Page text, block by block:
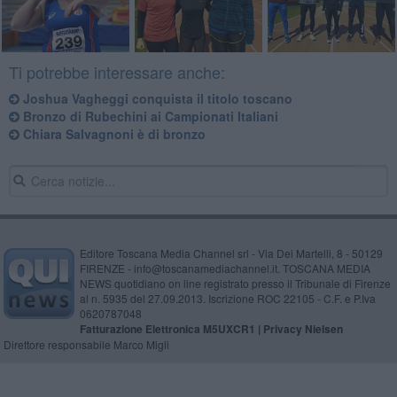
Ti potrebbe interessare anche:
Joshua Vagheggi conquista il titolo toscano
Bronzo di Rubechini ai Campionati Italiani
Chiara Salvagnoni è di bronzo
Editore Toscana Media Channel srl - Via Dei Martelli, 8 - 50129
FIRENZE - info@toscanamediachannel.it. TOSCANA MEDIA
NEWS quotidiano on line registrato presso il Tribunale di Firenze
al n. 5935 del 27.09.2013. Iscrizione ROC 22105 - C.F. e P.Iva
0620787048
Fatturazione Elettronica M5UXCR1 | Privacy Nielsen
Direttore responsabile Marco Migli